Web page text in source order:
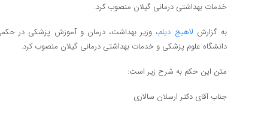
خدمات بهداشتی درمانی گیلان منصوب کرد.
به گزارش لاهیج دیلم، وزیر بهداشت، درمان و آموزش پزشکی در
دانشگاه علوم پزشکی و خدمات بهداشتی درمانی گیلان منصوب کرد.
متن این حکم به شرح زیر است:
جناب آقای دکتر ارسلان سالاری